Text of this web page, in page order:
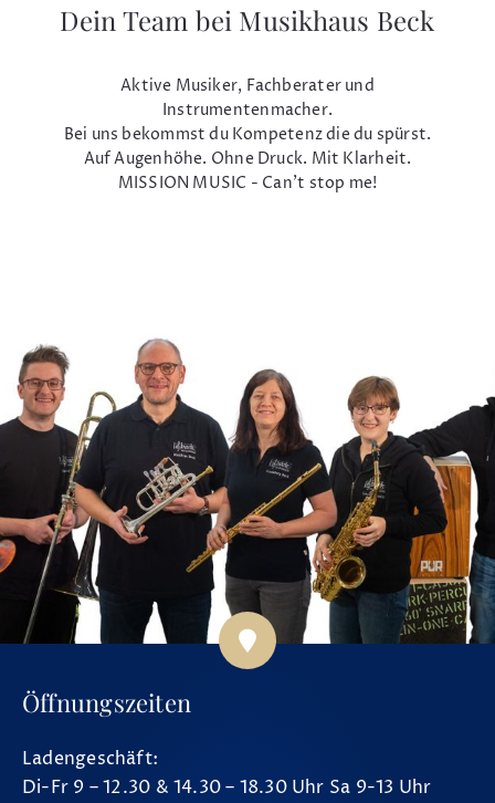
Dein Team bei Musikhaus Beck
Aktive Musiker, Fachberater und
Instrumentenmacher.
Bei uns bekommst du Kompetenz die du spürst.
Auf Augenhöhe. Ohne Druck. Mit Klarheit.
MISSION MUSIC - Can't stop me!
Öffnungszeiten
Ladengeschäft:
Di-Fr 9 – 12.30 & 14.30 – 18.30 Uhr Sa 9-13 Uhr